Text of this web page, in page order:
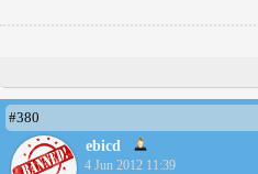
#380
ebicd
4 Jun 2012 11:39